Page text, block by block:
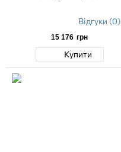
Відгуки (0)
15 176 грн
Купити